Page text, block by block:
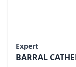
Expert
BARRAL